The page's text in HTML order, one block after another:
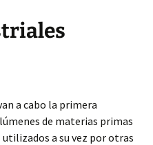
a cabo la primera
de materias primas
a su vez por otras